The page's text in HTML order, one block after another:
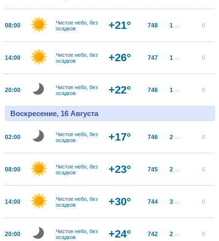
08:00
Чистое небо, без
осадков
+21° 748 1 м/с 0
14:00
Чистое небо, без
осадков
+26° 747 1 м/с 0
20:00
Чистое небо, без
осадков
+22° 746 1 м/с 0
Воскресение, 16 Августа
02:00
Чистое небо, без
осадков
+17° 746 2 м/с 0
08:00
Чистое небо, без
осадков
+23° 745 2 м/с 0
14:00
Чистое небо, без
осадков
+30° 744 3 м/с 0
20:00
Чистое небо, без
осадков
+24° 742 2 м/с 0